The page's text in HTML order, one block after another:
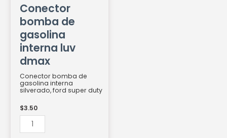
Conector
bomba de
gasolina
interna luv
dmax
Conector bomba de
gasolina interna
silverado, ford super duty
$3.50
interna
luv
dmax
cantidad